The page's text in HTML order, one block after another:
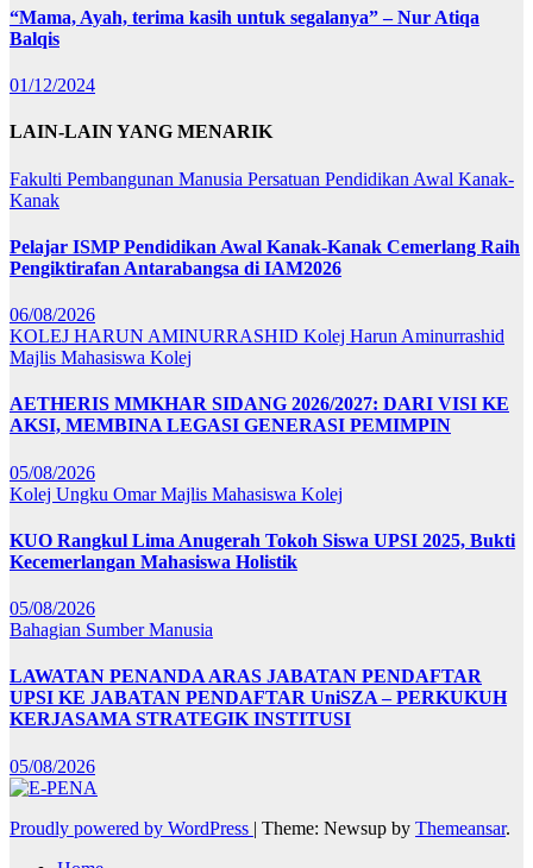
“Mama, Ayah, terima kasih untuk segalanya” – Nur Atiqa
Balqis
01/12/2024
LAIN-LAIN YANG MENARIK
Fakulti Pembangunan Manusia Persatuan Pendidikan Awal Kanak-
Kanak
Pelajar ISMP Pendidikan Awal Kanak-Kanak Cemerlang Raih
Pengiktirafan Antarabangsa di IAM2026
06/08/2026
KOLEJ HARUN AMINURRASHID Kolej Harun Aminurrashid
Majlis Mahasiswa Kolej
AETHERIS MMKHAR SIDANG 2026/2027: DARI VISI KE
AKSI, MEMBINA LEGASI GENERASI PEMIMPIN
05/08/2026
Kolej Ungku OmarMajlis Mahasiswa Kolej
KUO Rangkul Lima Anugerah Tokoh Siswa UPSI 2025, Bukti
Kecemerlangan Mahasiswa Holistik
05/08/2026
Bahagian Sumber Manusia
LAWATAN PENANDA ARAS JABATAN PENDAFTAR
UPSI KE JABATAN PENDAFTAR UniSZA – PERKUKUH
KERJASAMA STRATEGIK INSTITUSI
05/08/2026
Proudly powered by WordPress | Theme: Newsup by Themeansar.